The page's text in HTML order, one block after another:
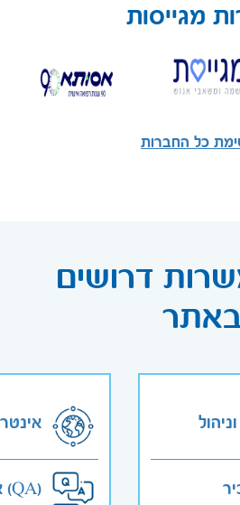
מגייסות
כל החברות
דרושים
אבטחת איכות (QA)